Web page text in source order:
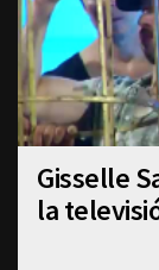
Gisselle
la